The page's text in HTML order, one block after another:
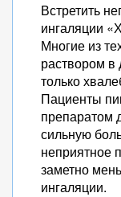
Встретить
ингаляции
Многие из
раствором
только
Пациенты
препаратом
сильную
неприятное
заметно
ингаляции.